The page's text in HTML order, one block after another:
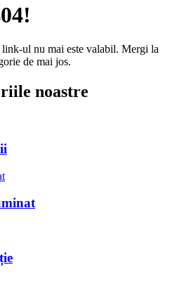
ul nu mai este valabil. Mergi la
de mai jos.
noastre